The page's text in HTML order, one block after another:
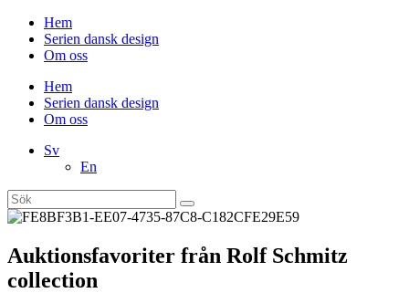
Hem
Serien dansk design
Om oss
Hem
Serien dansk design
Om oss
Sv
En
Auktionsfavoriter från Rolf Schmitz
collection